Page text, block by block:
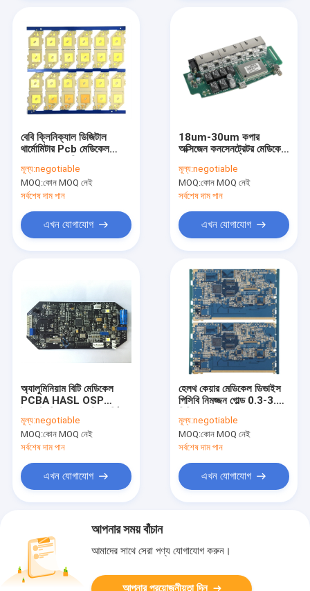
বেবি ক্লিনিক্যাল ডিজিটাল
থার্মোমিটার Pcb মেডিকেল
মূল্য:negotiable
MOQ:কোন MOQ নেই
সর্বশেষ দাম পান
এখন যোগাযোগ
18um-30um কপার
অক্সিজেন কনসেনট্রেটর মেডিকেল
মূল্য:negotiable
MOQ:কোন MOQ নেই
সর্বশেষ দাম পান
এখন যোগাযোগ
অ্যালুমিনিয়াম বিটি মেডিকেল
PCBA HASL OSP
মূল্য:negotiable
MOQ:কোন MOQ নেই
সর্বশেষ দাম পান
এখন যোগাযোগ
হেলথ কেয়ার মেডিকেল ডিভাইস
পিসিবি নিমজ্জন গোল্ড 0.3-3.5
মূল্য:negotiable
MOQ:কোন MOQ নেই
সর্বশেষ দাম পান
এখন যোগাযোগ
আপনার সময় বাঁচান
আমাদের সাথে সেরা পণ্য যোগাযোগ করুন।
আপনার প্রয়োজনীয়তা দিন